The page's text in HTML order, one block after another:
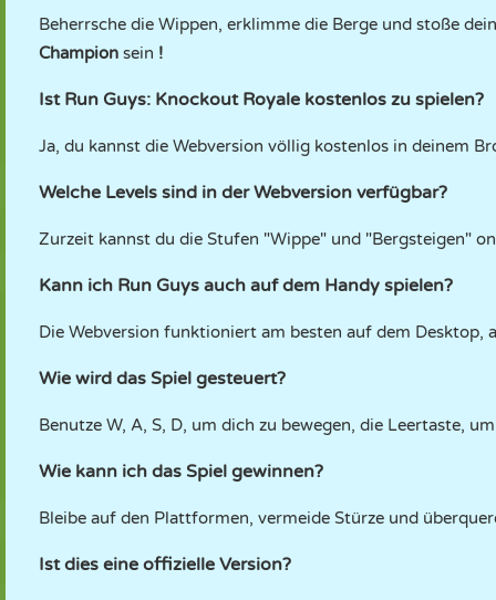
Beherrsche die Wippen, erklimme die Berge und stoße
Champion sein !
Ist Run Guys: Knockout Royale kostenlos zu spielen?
Ja, du kannst die Webversion völlig kostenlos in deinem
Welche Levels sind in der Webversion verfügbar?
Zurzeit kannst du die Stufen "Wippe" und "Bergsteigen"
Kann ich Run Guys auch auf dem Handy spielen?
Die Webversion funktioniert am besten auf dem Desktop,
Wie wird das Spiel gesteuert?
Benutze W, A, S, D, um dich zu bewegen, die Leertaste,
Wie kann ich das Spiel gewinnen?
Bleibe auf den Plattformen, vermeide Stürze und
Ist dies eine offizielle Version?